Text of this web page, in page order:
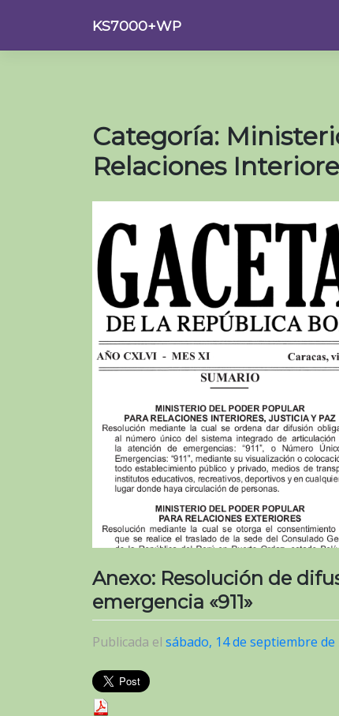
contenido
KS7000+WP
Categoría:
Relaciones
Anexo: Resolución de
emergencia «911»
Publicada el sábado, 14 de septiembre de